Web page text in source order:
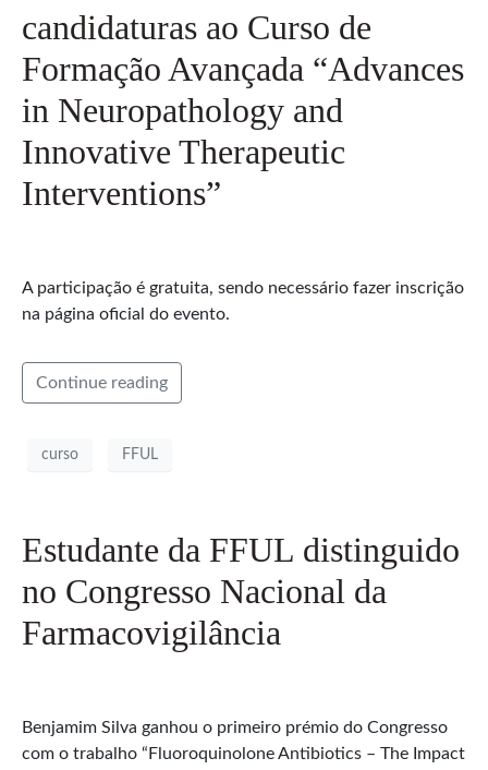
candidaturas ao Curso de
Formação Avançada “Advances
in Neuropathology and
Innovative Therapeutic
Interventions”
A participação é gratuita, sendo necessário fazer inscrição
na página oficial do evento.
Continue reading
curso FFUL
Estudante da FFUL distinguido
no Congresso Nacional da
Farmacovigilância
Benjamim Silva ganhou o primeiro prémio do Congresso
com o trabalho “Fluoroquinolone Antibiotics – The Impact